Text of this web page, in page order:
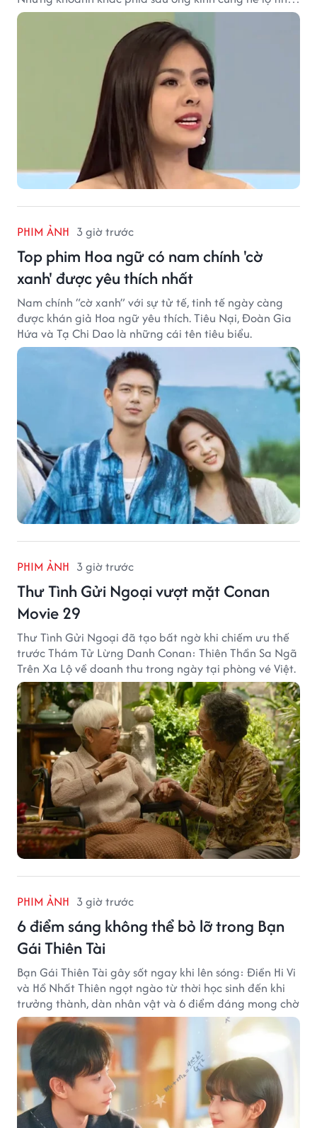
cảm đặc biệt mà nữ diễn viên dành cho ê-kíp bộ phim.
PHIM ẢNH 3 giờ trước
Top phim Hoa ngữ có nam chính 'cờ
xanh' được yêu thích nhất
Nam chính “cờ xanh” với sự tử tế, tinh tế ngày càng
được khán giả Hoa ngữ yêu thích. Tiêu Nại, Đoàn Gia
Hứa và Tạ Chi Dao là những cái tên tiêu biểu.
PHIM ẢNH 3 giờ trước
Thư Tình Gửi Ngoại vượt mặt Conan
Movie 29
Thư Tình Gửi Ngoại đã tạo bất ngờ khi chiếm ưu thế
trước Thám Tử Lừng Danh Conan: Thiên Thần Sa Ngã
Trên Xa Lộ về doanh thu trong ngày tại phòng vé Việt.
PHIM ẢNH 3 giờ trước
6 điểm sáng không thể bỏ lỡ trong Bạn
Gái Thiên Tài
Bạn Gái Thiên Tài gây sốt ngay khi lên sóng: Điền Hi Vi
và Hồ Nhất Thiên ngọt ngào từ thời học sinh đến khi
trưởng thành, dàn nhân vật và 6 điểm đáng mong chờ